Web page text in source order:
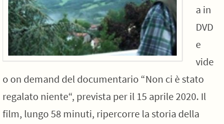
a in
DVD
e
vide
o on demand del documentario “Non ci è stato
regalato niente“, prevista per il 15 aprile 2020. Il
film, lungo 58 minuti, ripercorre la storia della